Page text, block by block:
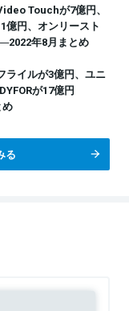
Touchが7億円、
億円、オンリースト
年8月まとめ
ライルが3億円、ユニ
が17億円
る